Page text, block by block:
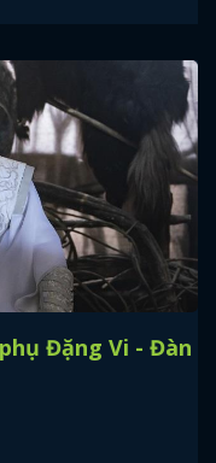
Đặng Vi - Đàn